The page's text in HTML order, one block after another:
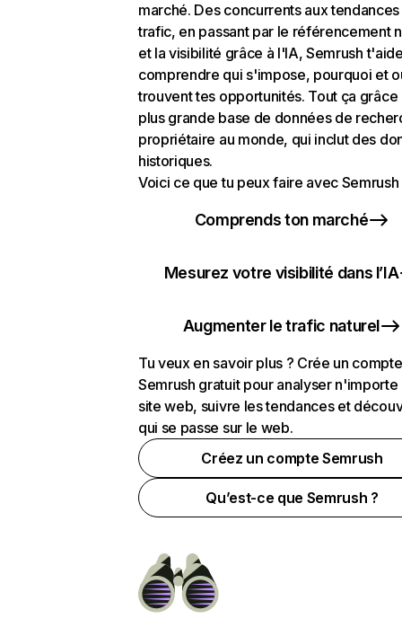
marché. Des concurrents aux
trafic, en passant par le référencement
et la visibilité grâce à l'IA, Semrush
comprendre qui s'impose, pourquoi et
trouvent tes opportunités. Tout ça grâce
plus grande base de données de
propriétaire au monde, qui inclut des
historiques.
Voici ce que tu peux faire avec Semrush
Comprends ton marché
Mesurez votre visibilité dans l’IA
Augmenter le trafic naturel
Tu veux en savoir plus ? Crée un compte
Semrush gratuit pour analyser n'importe
site web, suivre les tendances et
qui se passe sur le web.
Créez un compte Semrush
Qu’est-ce que Semrush ?